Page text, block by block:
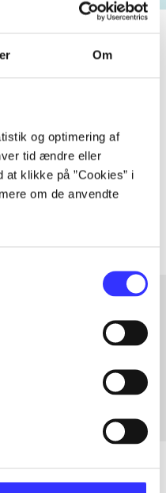
Om
og optimering af
tid ændre eller
klikke på ”Cookies” i
om de anvendte
...